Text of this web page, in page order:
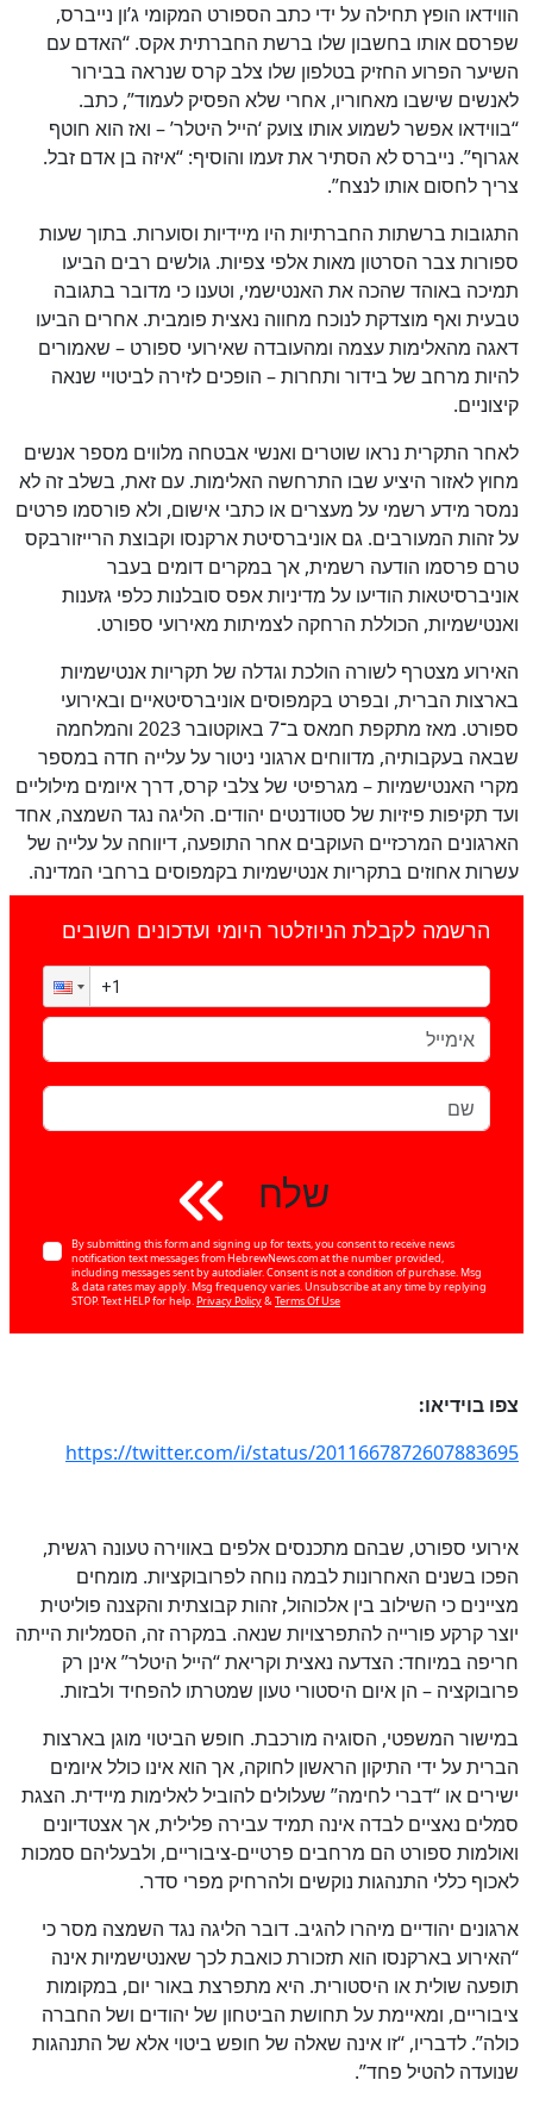
הווידאו הופץ תחילה על ידי כתב הספורט המקומי ג’ון נייברס,
שפרסם אותו בחשבון שלו ברשת החברתית אקס. “האדם עם
השיער הפרוע החזיק בטלפון שלו צלב קרס שנראה בבירור
לאנשים שישבו מאחוריו, אחרי שלא הפסיק לעמוד”, כתב.
“בווידאו אפשר לשמוע אותו צועק ‘הייל היטלר’ – ואז הוא חוטף
אגרוף”. נייברס לא הסתיר את זעמו והוסיף: “איזה בן אדם זבל.
צריך לחסום אותו לנצח”.
התגובות ברשתות החברתיות היו מיידיות וסוערות. בתוך שעות
ספורות צבר הסרטון מאות אלפי צפיות. גולשים רבים הביעו
תמיכה באוהד שהכה את האנטישמי, וטענו כי מדובר בתגובה
טבעית ואף מוצדקת לנוכח מחווה נאצית פומבית. אחרים הביעו
דאגה מהאלימות עצמה ומהעובדה שאירועי ספורט – שאמורים
להיות מרחב של בידור ותחרות – הופכים לזירה לביטויי שנאה
קיצוניים.
לאחר התקרית נראו שוטרים ואנשי אבטחה מלווים מספר אנשים
מחוץ לאזור היציע שבו התרחשה האלימות. עם זאת, בשלב זה לא
נמסר מידע רשמי על מעצרים או כתבי אישום, ולא פורסמו פרטים
על זהות המעורבים. גם אוניברסיטת ארקנסו וקבוצת הרייזורבקס
טרם פרסמו הודעה רשמית, אך במקרים דומים בעבר
אוניברסיטאות הודיעו על מדיניות אפס סובלנות כלפי גזענות
ואנטישמיות, הכוללת הרחקה לצמיתות מאירועי ספורט.
האירוע מצטרף לשורה הולכת וגדלה של תקריות אנטישמיות
בארצות הברית, ובפרט בקמפוסים אוניברסיטאיים ובאירועי
ספורט. מאז מתקפת חמאס ב־7 באוקטובר 2023 והמלחמה
שבאה בעקבותיה, מדווחים ארגוני ניטור על עלייה חדה במספר
מקרי האנטישמיות – מגרפיטי של צלבי קרס, דרך איומים מילוליים
ועד תקיפות פיזיות של סטודנטים יהודים. הליגה נגד השמצה, אחד
הארגונים המרכזיים העוקבים אחר התופעה, דיווחה על עלייה של
עשרות אחוזים בתקריות אנטישמיות בקמפוסים ברחבי המדינה.
הרשמה לקבלת הניוזלטר היומי ועדכונים חשובים
שלח
By submitting this form and signing up for texts, you consent to receive news
notification text messages from HebrewNews.com at the number provided,
including messages sent by autodialer. Consent is not a condition of purchase. Msg
& data rates may apply. Msg frequency varies. Unsubscribe at any time by replying
STOP. Text HELP for help.Privacy Policy&Terms Of Use
צפו בוידיאו:
https://twitter.com/i/status/2011667872607883695
אירועי ספורט, שבהם מתכנסים אלפים באווירה טעונה רגשית,
הפכו בשנים האחרונות לבמה נוחה לפרובוקציות. מומחים
מציינים כי השילוב בין אלכוהול, זהות קבוצתית והקצנה פוליטית
יוצר קרקע פורייה להתפרצויות שנאה. במקרה זה, הסמליות הייתה
חריפה במיוחד: הצדעה נאצית וקריאת “הייל היטלר” אינן רק
פרובוקציה – הן איום היסטורי טעון שמטרתו להפחיד ולבזות.
במישור המשפטי, הסוגיה מורכבת. חופש הביטוי מוגן בארצות
הברית על ידי התיקון הראשון לחוקה, אך הוא אינו כולל איומים
ישירים או “דברי לחימה” שעלולים להוביל לאלימות מיידית. הצגת
סמלים נאציים לבדה אינה תמיד עבירה פלילית, אך אצטדיונים
ואולמות ספורט הם מרחבים פרטיים-ציבוריים, ולבעליהם סמכות
לאכוף כללי התנהגות נוקשים ולהרחיק מפרי סדר.
ארגונים יהודיים מיהרו להגיב. דובר הליגה נגד השמצה מסר כי
“האירוע בארקנסו הוא תזכורת כואבת לכך שאנטישמיות אינה
תופעה שולית או היסטורית. היא מתפרצת באור יום, במקומות
ציבוריים, ומאיימת על תחושת הביטחון של יהודים ושל החברה
כולה”. לדבריו, “זו אינה שאלה של חופש ביטוי אלא של התנהגות
שנועדה להטיל פחד”.
100% כן